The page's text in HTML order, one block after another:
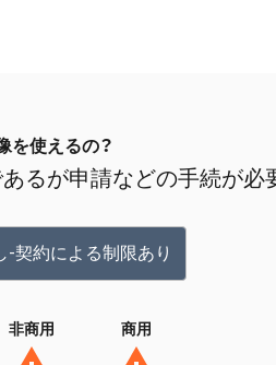
を使えるの？
るが申請などの手続が必
-契約による制限あり
非商用 商用